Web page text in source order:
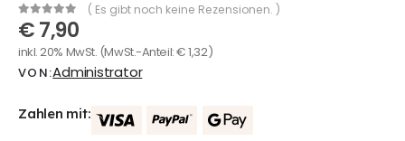
0out of 5
( Es gibt noch keine Rezensionen. )
€7,90
inkl. 20% MwSt. (MwSt.-Anteil:€1,32)
VON:Administrator
Zahlen mit: